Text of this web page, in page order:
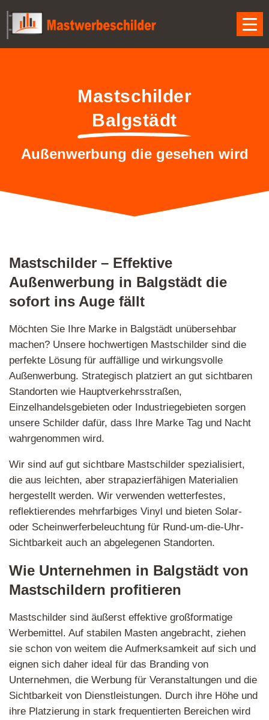
Mastschilder
Balgstädt
Außenwerbung die gesehen wird
Mastschilder – Effektive
Außenwerbung in Balgstädt die
sofort ins Auge fällt
Möchten Sie Ihre Marke in Balgstädt unübersehbar
machen? Unsere hochwertigen Mastschilder sind die
perfekte Lösung für auffällige und wirkungsvolle
Außenwerbung. Strategisch platziert an gut sichtbaren
Standorten wie Hauptverkehrsstraßen,
Einzelhandelsgebieten oder Industriegebieten sorgen
unsere Schilder dafür, dass Ihre Marke Tag und Nacht
wahrgenommen wird.
Wir sind auf gut sichtbare Mastschilder spezialisiert,
die aus leichten, aber strapazierfähigen Materialien
hergestellt werden. Wir verwenden wetterfestes,
reflektierendes mehrfarbiges Vinyl und bieten Solar-
oder Scheinwerferbeleuchtung für Rund-um-die-Uhr-
Sichtbarkeit auch an abgelegenen Standorten.
Wie Unternehmen in Balgstädt von
Mastschildern profitieren
Mastschilder sind äußerst effektive großformatige
Werbemittel. Auf stabilen Masten angebracht, ziehen
sie schon von weitem die Aufmerksamkeit auf sich und
eignen sich daher ideal für das Branding von
Unternehmen, die Werbung für Veranstaltungen und die
Sichtbarkeit von Dienstleistungen. Durch ihre Höhe und
ihre Platzierung in stark frequentierten Bereichen wird